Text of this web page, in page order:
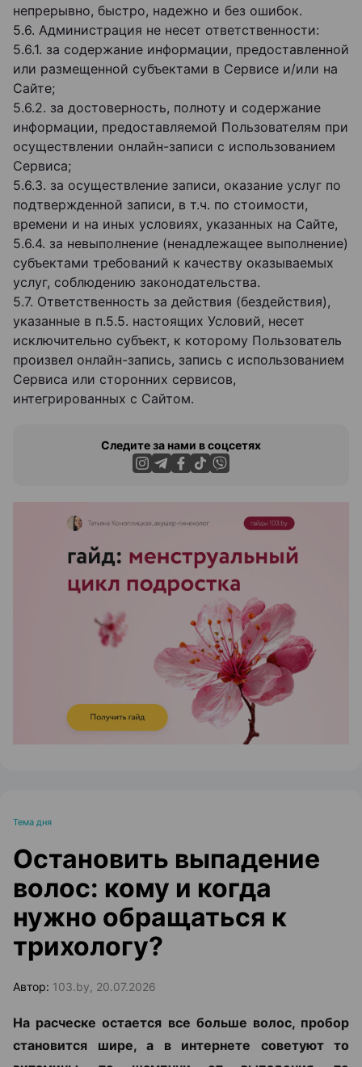
непрерывно, быстро, надежно и без ошибок.
5.6. Администрация не несет ответственности:
5.6.1. за содержание информации, предоставленной
или размещенной субъектами в Сервисе и/или на
Сайте;
5.6.2. за достоверность, полноту и содержание
информации, предоставляемой Пользователям при
осуществлении онлайн-записи с использованием
Сервиса;
5.6.3. за осуществление записи, оказание услуг по
подтвержденной записи, в т.ч. по стоимости,
времени и на иных условиях, указанных на Сайте,
5.6.4. за невыполнение (ненадлежащее выполнение)
субъектами требований к качеству оказываемых
услуг, соблюдению законодательства.
5.7. Ответственность за действия (бездействия),
указанные в п.5.5. настоящих Условий, несет
исключительно субъект, к которому Пользователь
произвел онлайн-запись, запись с использованием
Сервиса или сторонних сервисов,
интегрированных с Сайтом.
Следите за нами в соцсетях
ЭФФЕКТИВНАЯ РЕКЛАМА НА САЙТЕ
Тема дня
Остановить выпадение
волос: кому и когда
нужно обращаться к
трихологу?
Автор: 103.by, 20.07.2026
На расческе остается все больше волос, пробор
становится шире, а в интернете советуют то